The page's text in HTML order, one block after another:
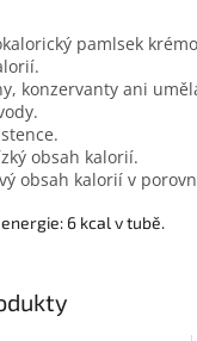
pamlsek
konzervanty ani
obsah kalorií.
obsah kalorií v
6 kcal v tubě.